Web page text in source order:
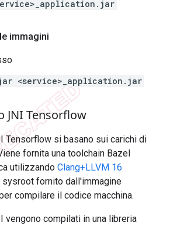
immagini
<service>_application.jar
JNI Tensorflow
Tensorflow si basano sui carichi di
fornita una toolchain Bazel
utilizzando Clang+LLVM 16
sysroot fornito dall'immagine
compilare il codice macchina.
vengono compilati in una libreria